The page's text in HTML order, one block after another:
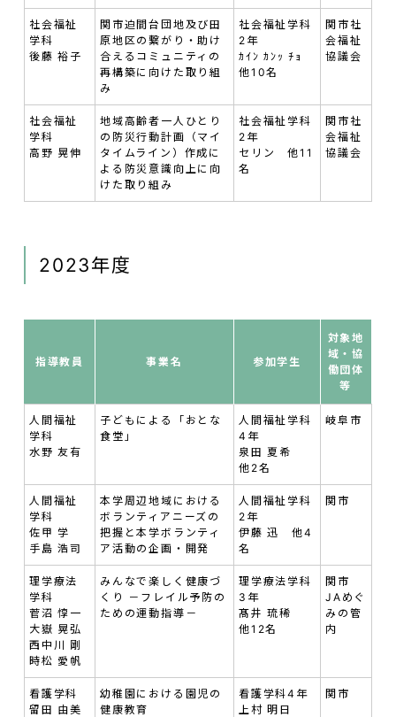
社会福祉
学科
後藤 裕子
関市迫間台団地及び田
原地区の繋がり・助け
合えるコミュニティの
再構築に向けた取り組
み
社会福祉学科
2年
ｶｲﾝ ｶﾝｯ ﾁｮ
他10名
関市社
会福祉
協議会
社会福祉
学科
高野 晃伸
地域高齢者一人ひとり
の防災行動計画（マイ
タイムライン）作成に
よる防災意識向上に向
けた取り組み
社会福祉学科
2年
セリン 他11
名
関市社
会福祉
協議会
2023年度
指導教員 事業名 参加学生
対象地
域・協
働団体
等
人間福祉
学科
水野 友有
子どもによる「おとな
食堂」
人間福祉学科
4年
泉田 夏希
他2名
岐阜市
人間福祉
学科
佐甲 学
手島 浩司
本学周辺地域における
ボランティアニーズの
把握と本学ボランティ
ア活動の企画・開発
人間福祉学科
2年
伊藤 迅 他4
名
関市
理学療法
学科
菅沼 惇一
大嶽 晃弘
西中川 剛
時松 愛帆
みんなで楽しく健康づ
くり －フレイル予防の
ための運動指導－
理学療法学科
3年
髙井 琉稀
他12名
関市
JAめぐ
みの管
内
看護学科
留田 由美
幼稚園における園児の
健康教育
看護学科4年
上村 明日
関市